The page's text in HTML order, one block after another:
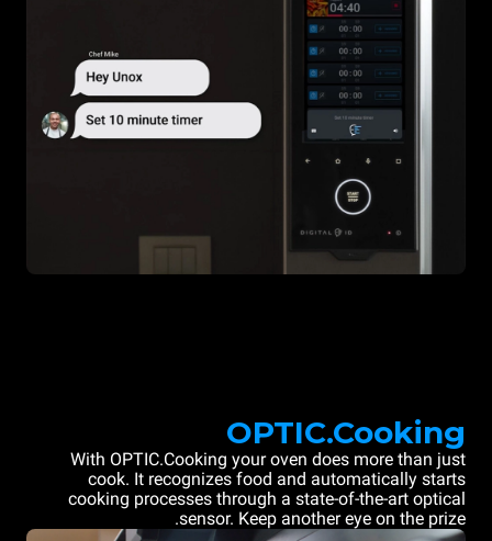
OPTIC.Cooking
With OPTIC.Cooking your oven does more than just
cook. It recognizes food and automatically starts
cooking processes through a state-of-the-art optical
sensor. Keep another eye on the prize.